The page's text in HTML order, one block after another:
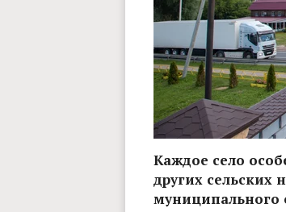
Каждое село
других сельских
муниципального